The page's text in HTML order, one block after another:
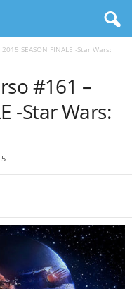
SEASON FINALE -Star Wars:
#161 –
-Star Wars: